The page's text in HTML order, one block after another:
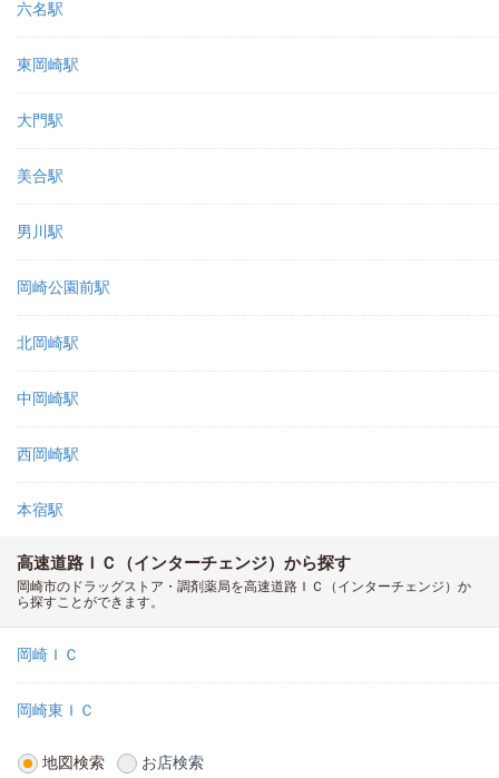
六名駅
東岡崎駅
大門駅
美合駅
男川駅
岡崎公園前駅
北岡崎駅
中岡崎駅
西岡崎駅
本宿駅
高速道路ＩＣ（インターチェンジ）から探す
岡崎市のドラッグストア・調剤薬局を高速道路ＩＣ（インターチェンジ）か
ら探すことができます。
岡崎ＩＣ
岡崎東ＩＣ
地図検索 お店検索